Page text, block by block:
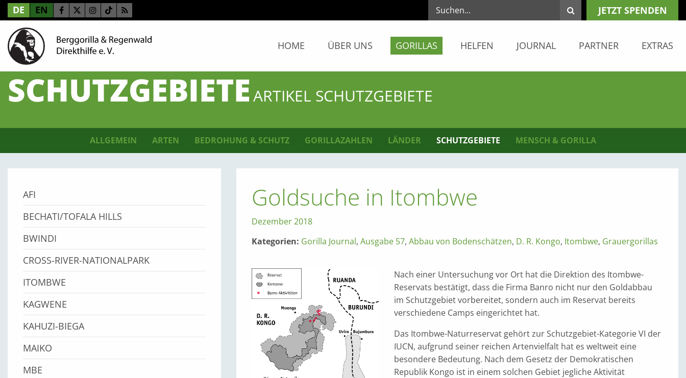
DE EN JETZT SPENDEN
HOME ÜBER UNS GORILLAS HELFEN JOURNAL PARTNER EXTRAS
SCHUTZGEBIETEARTIKEL SCHUTZGEBIETE
ALLGEMEIN ARTEN BEDROHUNG & SCHUTZ GORILLAZAHLEN LÄNDER SCHUTZGEBIETE MENSCH & GORILLA
Goldsuche in Itombwe
Dezember 2018
Kategorien: Gorilla Journal, Ausgabe 57, Abbau von Bodenschätzen, D. R. Kongo, Itombwe, Grauergorillas
Nach einer Untersuchung vor Ort hat die Direktion des Itombwe-
Reservats bestätigt, dass die Firma Banro nicht nur den Goldabbau
im Schutzgebiet vorbereitet, sondern auch im Reservat bereits
verschiedene Camps eingerichtet hat.
Das Itombwe-Naturreservat gehört zur Schutzgebiet-Kategorie VI der
IUCN, aufgrund seiner reichen Artenvielfalt hat es weltweit eine
besondere Bedeutung. Nach dem Gesetz der Demokratischen
Republik Kongo ist in einem solchen Gebiet jegliche Aktivität
AFI
BECHATI/TOFALA HILLS
BWINDI
CROSS-RIVER-NATIONALPARK
ITOMBWE
KAGWENE
KAHUZI-BIEGA
MAIKO
MBE